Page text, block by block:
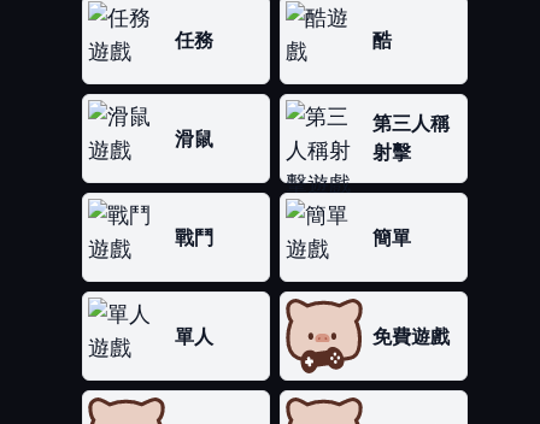
任務 酷
滑鼠
第三人稱
射擊
戰鬥 簡單
單人 免費遊戲